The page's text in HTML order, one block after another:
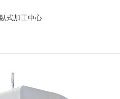
臥式加工中心